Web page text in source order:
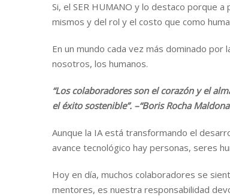
Si, el SER HUMANO y lo destaco porque
mismos y del rol y el costo que como
En un mundo cada vez más dominado
nosotros, los humanos.
“Los colaboradores son el corazón y el
el éxito sostenible”. –“Boris Rocha
Aunque la IA está transformando el
avance tecnológico hay personas, seres
Hoy en día, muchos colaboradores se
mentores, es nuestra responsabilidad